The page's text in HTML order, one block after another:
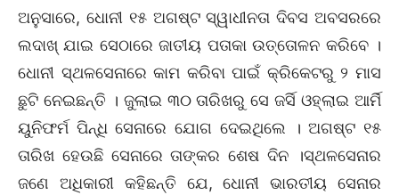
ଅନୁସାରେ, ଧୋନୀ ୧୫ ଅଗଷ୍ଟ ସ୍ୱାଧୀନତା ଦିବସ ଅବସରରେ
ଲଦାଖ୍ ଯାଇ ସେଠାରେ ଜାତୀୟ ପତାକା ଉତ୍ତୋଳନ କରିବେ ।
ଧୋନୀ ସ୍ଥଳସେନାରେ କାମ କରିବା ପାଇଁ କ୍ରିକେଟରୁ ୨ ମାସ
ଛୁଟି ନେଇଛନ୍ତି । ଜୁଲାଇ ୩୦ ତାରିଖରୁ ସେ ଜର୍ସି ଓହ୍ଲାଇ ଆର୍ମି
ୟୁନିଫର୍ମ ପିନ୍ଧି ସେନାରେ ଯୋଗ ଦେଇଥିଲେ । ଅଗଷ୍ଟ ୧୫
ତାରିଖ ହେଉଛି ସେନାରେ ତାଙ୍କର ଶେଷ ଦିନ ।ସ୍ଥଳସେନାର
ଜଣେ ଅଧିକାରୀ କହିଛନ୍ତି ଯେ, ଧୋନୀ ଭାରତୀୟ ସେନାର